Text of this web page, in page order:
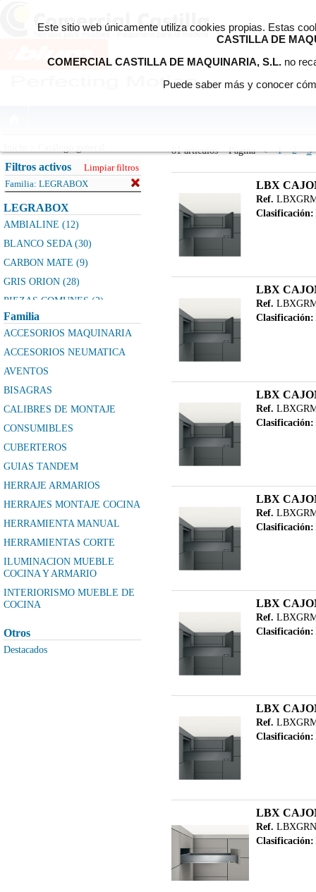
Filtros activos
Limpiar filtros
Familia: LEGRABOX
LEGRABOX
AMBIALINE (12)
BLANCO SEDA (30)
CARBON MATE (9)
GRIS ORION (28)
PIEZAS COMUNES (2)
Familia
ACCESORIOS MAQUINARIA
ACCESORIOS NEUMATICA
AVENTOS
BISAGRAS
CALIBRES DE MONTAJE
CONSUMIBLES
CUBERTEROS
GUIAS TANDEM
HERRAJE ARMARIOS
HERRAJES MONTAJE COCINA
HERRAMIENTA MANUAL
HERRAMIENTAS CORTE
ILUMINACION MUEBLE
COCINA Y ARMARIO
INTERIORISMO MUEBLE DE
COCINA
MAQUINARIA PESADA
Otros
Destacados
Página < 1 2 3
81 artículos
LBX
Ref.
Clasificación:
LBX
Ref.
Clasificación:
LBX
Ref.
Clasificación:
LBX
Ref.
Clasificación:
LBX
Ref.
Clasificación:
LBX
Ref.
Clasificación:
LBX
Ref.
Clasificación:
Este sitio web únicamente utiliza cookies propias. Estas
CASTILLA DE
COMERCIAL CASTILLA DE MAQUINARIA, S.L.no
Puede saber más y conocer